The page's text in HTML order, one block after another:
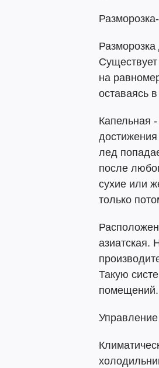
на
оставаясь
Капельная
лед
после
сухие или
только
азиатская.
Такую
помещений.
Управление